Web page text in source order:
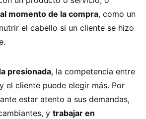
al momento de la compra, como un
el cabello si un cliente se hizo
presionada, la competencia entre
el cliente puede elegir más. Por
estar atento a sus demandas,
y trabajar en